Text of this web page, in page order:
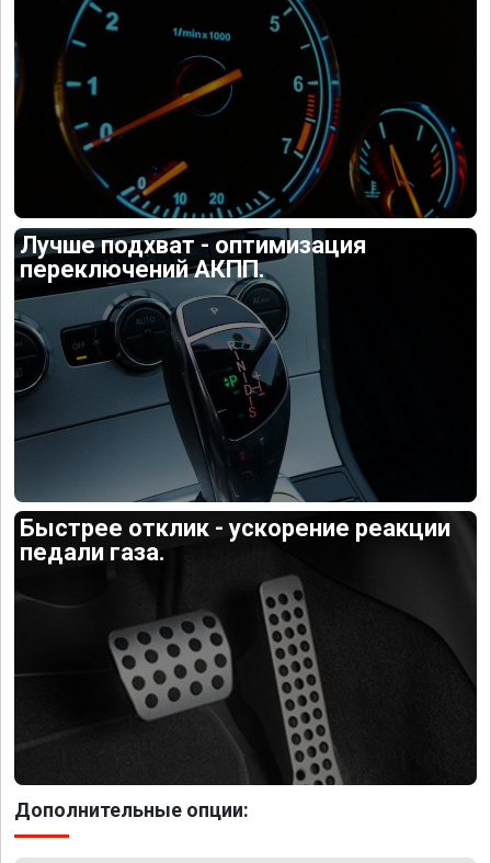
Лучше подхват - оптимизация
переключений АКПП.
Быстрее отклик - ускорение реакции
педали газа.
Дополнительные опции: